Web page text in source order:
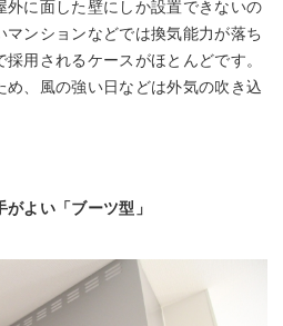
外に面した壁にしか設置できないの
ンションなどでは換気能力が落ち
用されるケースがほとんどです。
め、風の強い日などは外気の吹き込
よい「ブーツ型」